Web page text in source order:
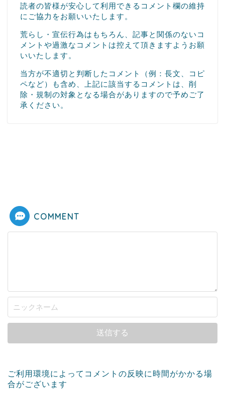
読者の皆様が安心して利用できるコメント欄の維持
にご協力をお願いいたします。
荒らし・宣伝行為はもちろん、記事と関係のないコ
メントや過激なコメントは控えて頂きますようお願
いいたします。
当方が不適切と判断したコメント（例：長文、コピ
ペなど）も含め、上記に該当するコメントは、削
除・規制の対象となる場合がありますので予めご了
承ください。
COMMENT
ご利用環境によってコメントの反映に時間がかかる場
合がございます